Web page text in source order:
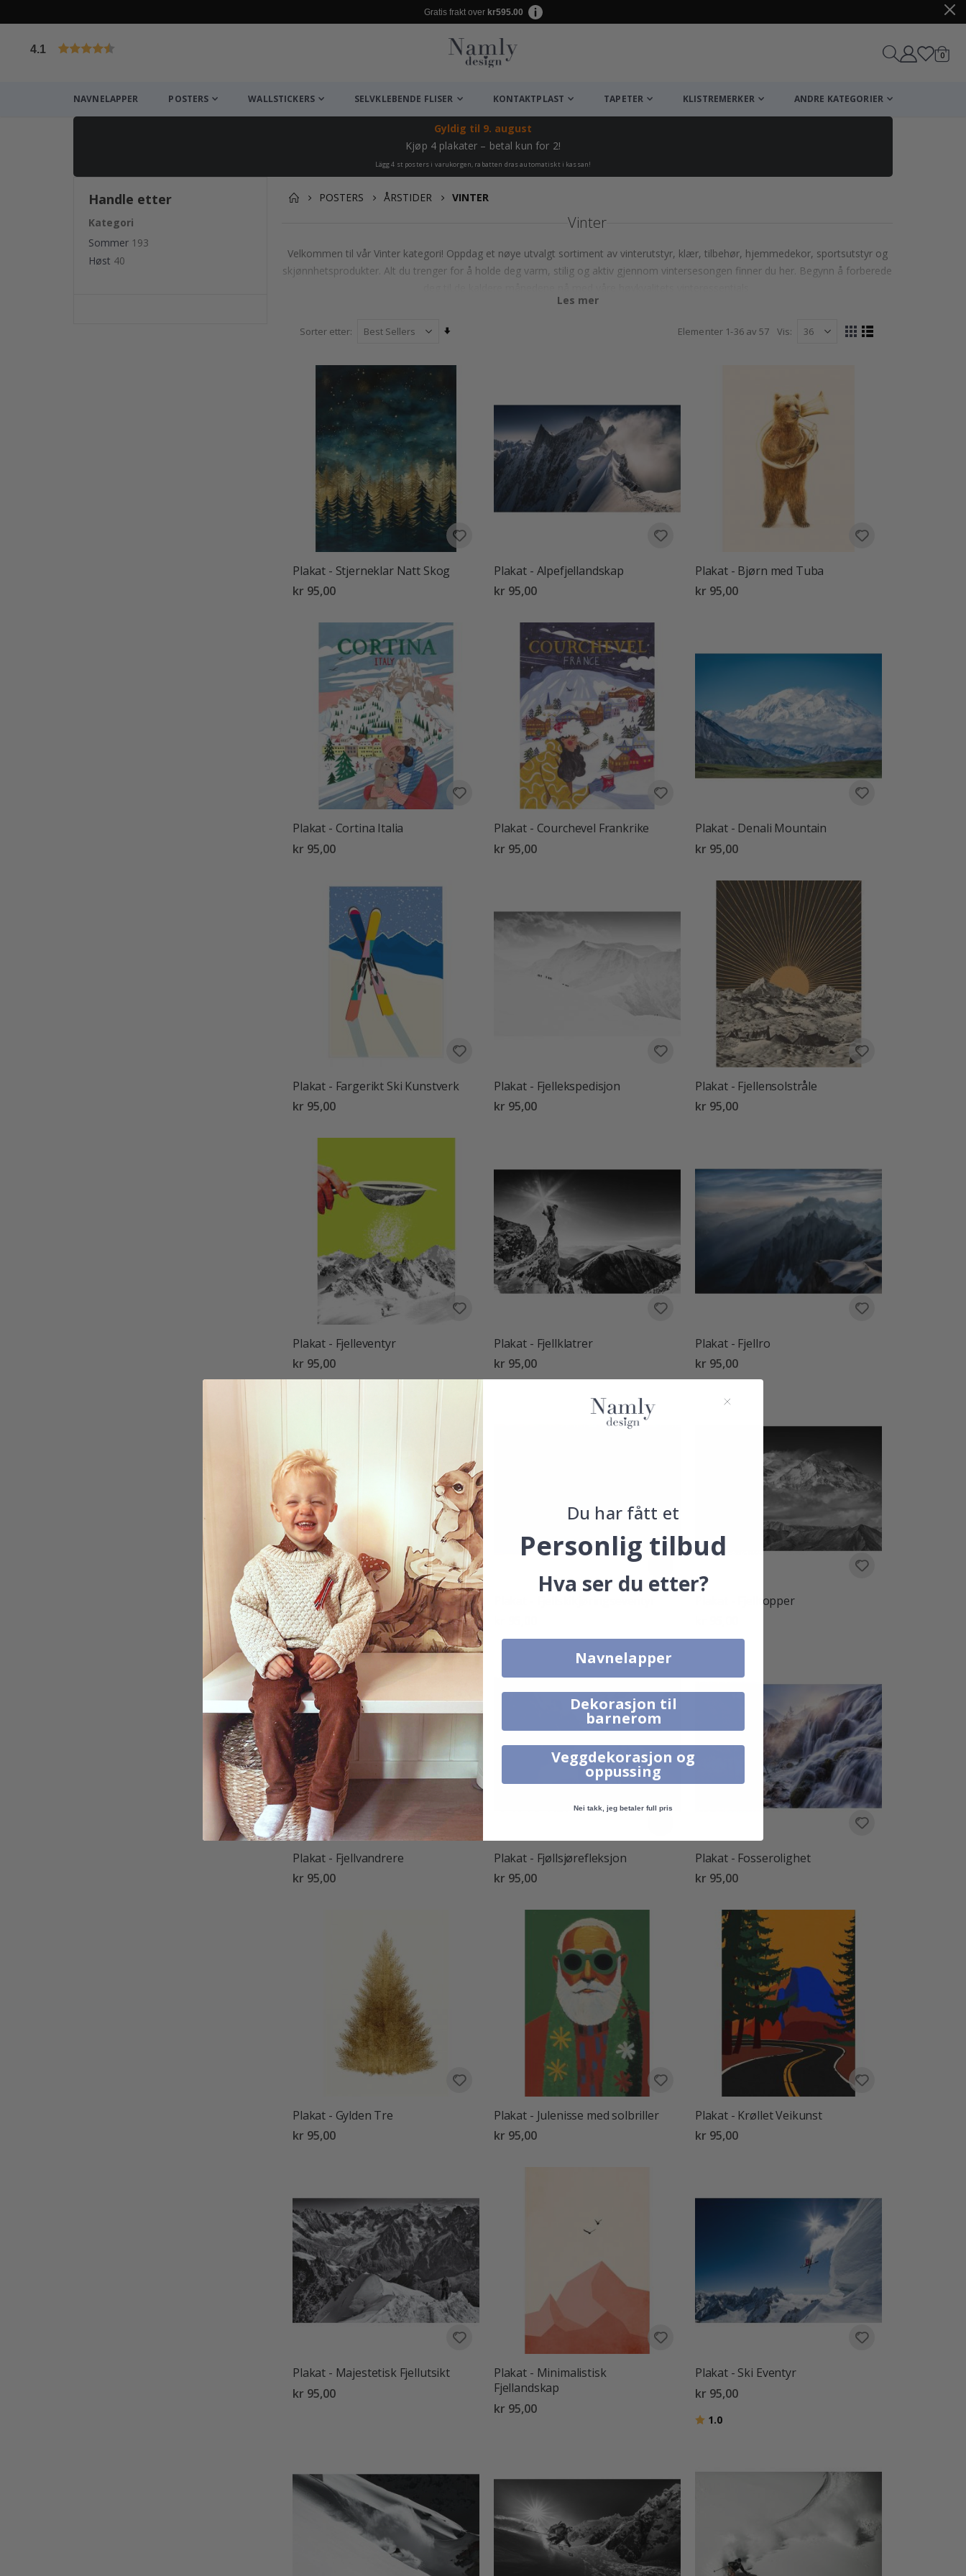
Gratis frakt over kr595.00
4.1 0varer
NAVNELAPPER POSTERS WALLSTICKERS SELVKLEBENDE FLISER KONTAKTPLAST TAPETER KLISTREMERKER ANDRE KATEGORIER
Gyldig til 9. august
Kjøp 4 plakater – betal kun for 2!
Lägg 4 st posters i varukorgen, rabatten dras automatiskt i kassan!
POSTERS ÅRSTIDER VINTER
Vinter
Velkommen til vår Vinter kategori! Oppdag et nøye utvalgt sortiment av vinterutstyr, klær, tilbehør, hjemmedekor, sportsutstyr og
skjønnhetsprodukter. Alt du trenger for å holde deg varm, stilig og aktiv gjennom vintersesongen finner du her. Begynn å forberede
Les mer
Sorter etter
retning
Elementer 1-36av 57 Vis
Vise
Rutenett
Liste
Plakat - Stjerneklar Natt Skog
kr 95,00
Plakat - Alpefjellandskap
kr 95,00
Plakat - Bjørn med Tuba
kr 95,00
Plakat - Cortina Italia
kr 95,00
Plakat - Courchevel Frankrike
kr 95,00
Plakat - Denali Mountain
kr 95,00
Plakat - Fargerikt Ski Kunstverk
kr 95,00
Plakat - Fjellekspedisjon
kr 95,00
Plakat - Fjellensolstråle
kr 95,00
Plakat - Fjelleventyr
kr 95,00
Plakat - Fjellklatrer
kr 95,00
Plakat - Fjellro
kr 95,00
Plakat - Fjellsiluett
kr 95,00
Plakat - Fjelltopper
Plakat - Fjellvandrere
kr 95,00
Plakat - Fjøllsjørefleksjon
kr 95,00
Plakat - Fosserolighet
kr 95,00
Plakat - Gylden Tre
kr 95,00
Plakat - Julenisse med solbriller
kr 95,00
Plakat - Krøllet Veikunst
kr 95,00
Plakat - Majestetisk Fjellutsikt
kr 95,00
Plakat - Minimalistisk
Fjellandskap
kr 95,00
Plakat - Ski Eventyr
kr 95,00
Karakter:
1.0av 5 mulige
Handle etter
Kategori
Sommer 193
Høst 40
Du har fått et
Personlig tilbud
Hva ser du etter?
Navnelapper
Dekorasjon til
barnerom
Veggdekorasjon og
oppussing
Nei takk, jeg betaler full pris